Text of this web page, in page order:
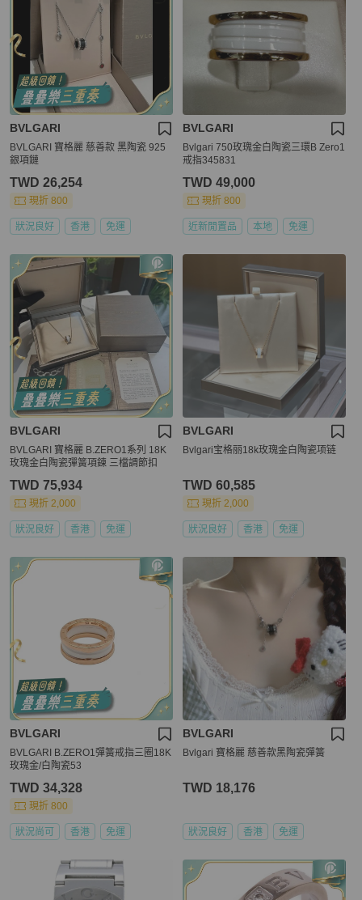
BVLGARI
BVLGARI 寶格麗 慈善款 黑陶瓷 925
銀項鏈
TWD 26,254
現折 800
狀況良好 香港 免運
BVLGARI
Bvlgari 750玫瑰金白陶瓷三環B Zero1
戒指345831
TWD 49,000
現折 800
近新閒置品 本地 免運
BVLGARI
BVLGARI 寶格麗 B.ZERO1系列 18K
玫瑰金白陶瓷彈簧項鍊 三檔調節扣
TWD 75,934
現折 2,000
狀況良好 香港 免運
BVLGARI
Bvlgari宝格丽18k玫瑰金白陶瓷项链
TWD 60,585
現折 2,000
狀況良好 香港 免運
BVLGARI
BVLGARI B.ZERO1彈簧戒指三圈18K
玫瑰金/白陶瓷53
TWD 34,328
現折 800
狀況尚可 香港 免運
BVLGARI
Bvlgari 寶格麗 慈善款黑陶瓷彈簧
TWD 18,176
狀況良好 香港 免運